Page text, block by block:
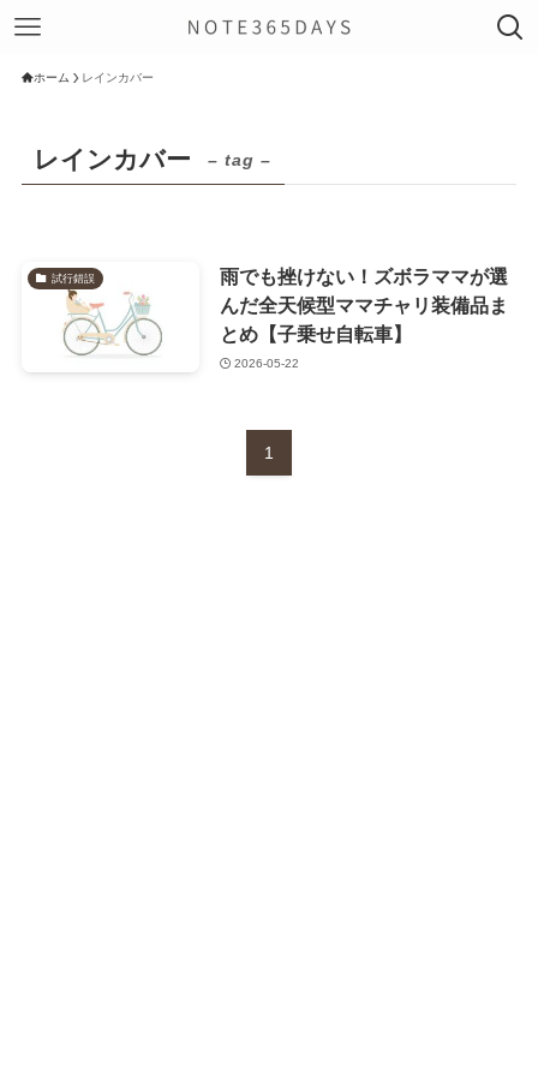
ホーム レインカバー
レインカバー – tag –
試行錯誤
雨でも挫けない！ズボラママが選
んだ全天候型ママチャリ装備品ま
とめ【子乗せ自転車】
2026-05-22
1